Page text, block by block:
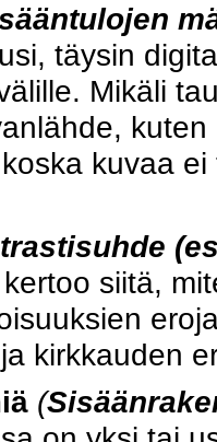
täysin
Mikäli
kuvaa
siitä,
kirkkauden
(